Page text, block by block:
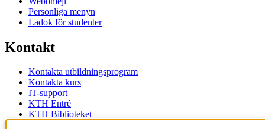
Personliga menyn
Ladok för studenter
Kontakt
Kontakta utbildningsprogram
Kontakta kurs
IT-support
KTH Entré
KTH Biblioteket